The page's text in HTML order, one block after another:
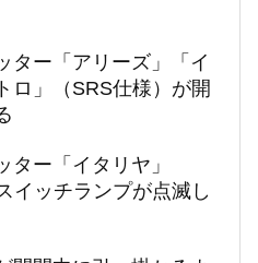
ター「アリーズ」「イ
ロ」（SRS仕様）が開
ター「イタリヤ」
イッチランプが点滅し